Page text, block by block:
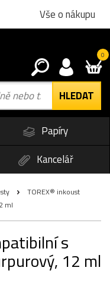
Vše o nákupu
0
Papíry
Kancelář
TOREX® inkoust
ml
s
12 ml